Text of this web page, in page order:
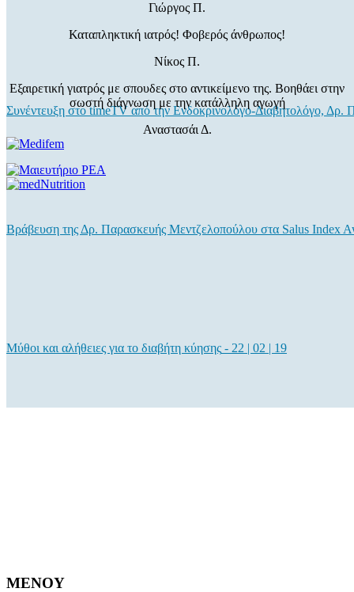
Συνέντευξη στο timeTV από την Ενδοκρινολόγο-Διαβητολόγο,
Βράβευση της Δρ. Παρασκευής Μεντζελοπούλου στα Salus Index
Μύθοι και αλήθειες για το διαβήτη κύησης - 22 | 02 | 19
Γιώργος Π.
Καταπληκτική ιατρός! Φοβερός άνθρωπος!
Νίκος Π.
Εξαιρετική γιατρός με σπουδες στο αντικείμενο της. Βοηθάει στην
σωστή διάγνωση με την κατάλληλη αγωγή
Αναστασάι Δ.
MENOY